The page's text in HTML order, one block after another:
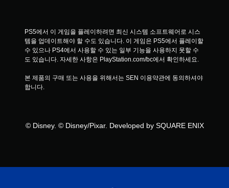
PS5에서 이 게임을 플레이하려면 최신 시스템 소프트웨어로 시스
템을 업데이트해야 할 수도 있습니다. 이 게임은 PS5에서 플레이할
수 있으나 PS4에서 사용할 수 있는 일부 기능을 사용하지 못할 수
도 있습니다. 자세한 사항은 PlayStation.com/bc에서 확인하세요.
본 제품의 구매 또는 사용을 위해서는 SEN 이용약관에 동의하셔야
합니다.
© Disney. © Disney/Pixar. Developed by SQUARE ENIX